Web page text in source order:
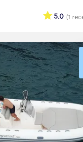
(1
5.0